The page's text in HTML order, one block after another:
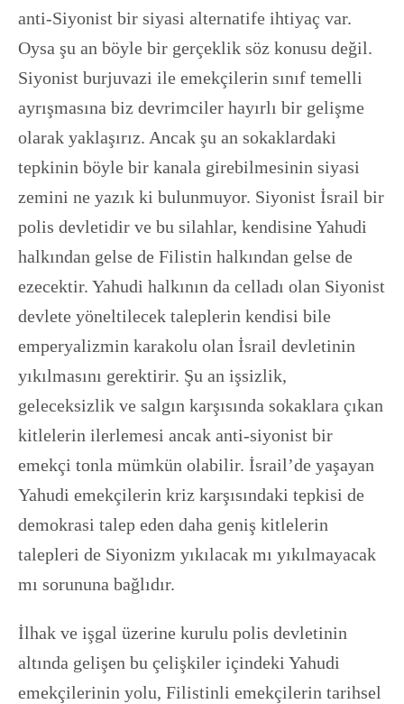
anti-Siyonist bir siyasi alternatife ihtiyaç var.
Oysa şu an böyle bir gerçeklik söz konusu değil.
Siyonist burjuvazi ile emekçilerin sınıf temelli
ayrışmasına biz devrimciler hayırlı bir gelişme
olarak yaklaşırız. Ancak şu an sokaklardaki
tepkinin böyle bir kanala girebilmesinin siyasi
zemini ne yazık ki bulunmuyor. Siyonist İsrail bir
polis devletidir ve bu silahlar, kendisine Yahudi
halkından gelse de Filistin halkından gelse de
ezecektir. Yahudi halkının da celladı olan Siyonist
devlete yöneltilecek taleplerin kendisi bile
emperyalizmin karakolu olan İsrail devletinin
yıkılmasını gerektirir. Şu an işsizlik,
geleceksizlik ve salgın karşısında sokaklara çıkan
kitlelerin ilerlemesi ancak anti-siyonist bir
emekçi tonla mümkün olabilir. İsrail’de yaşayan
Yahudi emekçilerin kriz karşısındaki tepkisi de
demokrasi talep eden daha geniş kitlelerin
talepleri de Siyonizm yıkılacak mı yıkılmayacak
mı sorununa bağlıdır.
İlhak ve işgal üzerine kurulu polis devletinin
altında gelişen bu çelişkiler içindeki Yahudi
emekçilerinin yolu, Filistinli emekçilerin tarihsel